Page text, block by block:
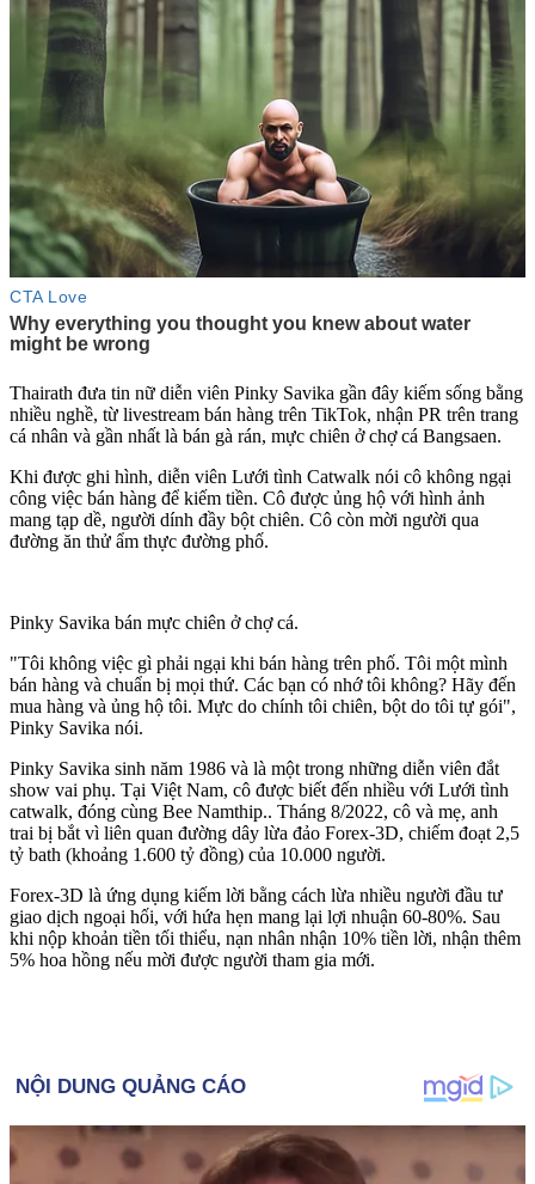
Thairath đưa tin nữ diễn viên Pinky Savika gần đây kiếm sống bằng
nhiều nghề, từ livestream bán hàng trên TikTok, nhận PR trên trang
cá nhân và gần nhất là bán gà rán, mực chiên ở chợ cá Bangsaen.
Khi được ghi hình, diễn viên Lưới tình Catwalk nói cô không ngại
công việc bán hàng để kiếm tiền. Cô được ủng hộ với hình ảnh
mang tạp dề, người dính đầy bột chiên. Cô còn mời người qua
đường ăn thử ẩm thực đường phố.
Pinky Savika bán mực chiên ở chợ cá.
"Tôi không việc gì phải ngại khi bán hàng trên phố. Tôi một mình
bán hàng và chuẩn bị mọi thứ. Các bạn có nhớ tôi không? Hãy đến
mua hàng và ủng hộ tôi. Mực do chính tôi chiên, bột do tôi tự gói",
Pinky Savika nói.
Pinky Savika sinh năm 1986 và là một trong những diễn viên đắt
show vai phụ. Tại Việt Nam, cô được biết đến nhiều với Lưới tình
catwalk, đóng cùng Bee Namthip.. Tháng 8/2022, cô và mẹ, anh
trai bị bắt vì liên quan đường dây lừa đảo Forex-3D, chiếm đoạt 2,5
tỷ bath (khoảng 1.600 tỷ đồng) của 10.000 người.
Forex-3D là ứng dụng kiếm lời bằng cách lừa nhiều người đầu tư
giao dịch ngoại hối, với hứa hẹn mang lại lợi nhuận 60-80%. Sau
khi nộp khoản tiền tối thiểu, nạn nhân nhận 10% tiền lời, nhận thêm
5% hoa hồng nếu mời được người tham gia mới.